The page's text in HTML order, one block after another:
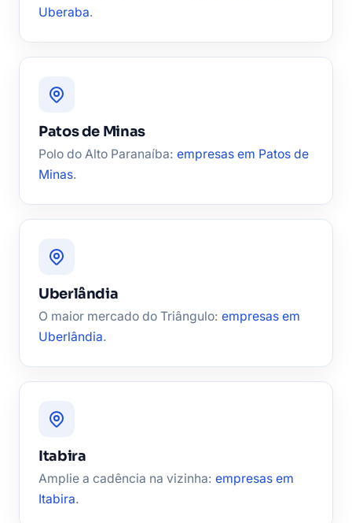
Uberaba.
Patos de Minas
Polo do Alto Paranaíba: empresas em Patos de
Minas.
Uberlândia
O maior mercado do Triângulo: empresas em
Uberlândia.
Itabira
Amplie a cadência na vizinha: empresas em
Itabira.